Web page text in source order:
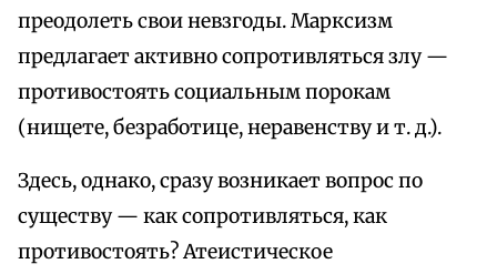
преодолеть свои невзгоды. Марксизм
предлагает активно сопротивляться злу —
противостоять социальным порокам
(нищете, безработице, неравенству и т. д.).
Здесь, однако, сразу возникает вопрос по
существу — как сопротивляться, как
противостоять? Атеистическое